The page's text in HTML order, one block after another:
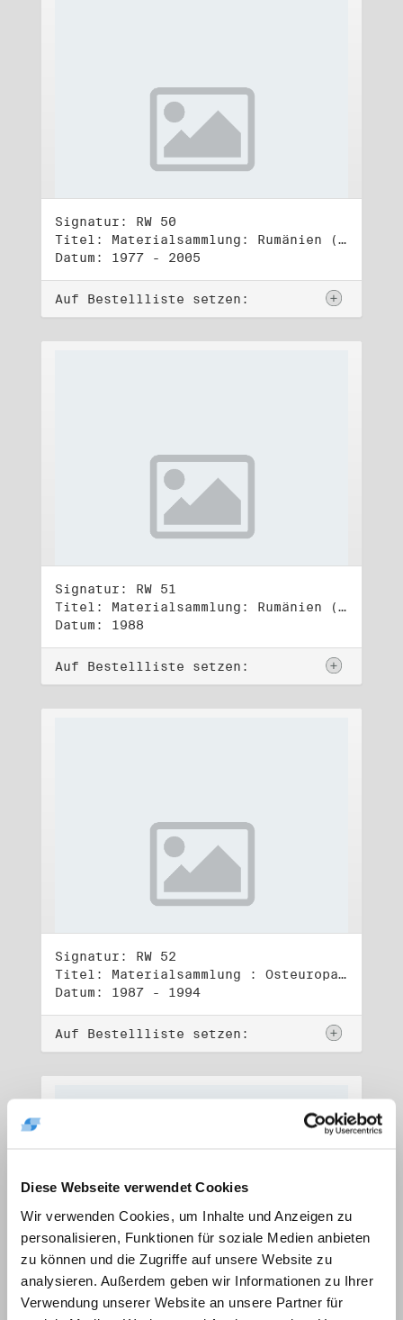
Diese Webseite verwendet Cookies
Wir verwenden Cookies, um Inhalte und Anzeigen zu
personalisieren, Funktionen für soziale Medien anbieten
zu können und die Zugriffe auf unsere Website zu
analysieren. Außerdem geben wir Informationen zu Ihrer
Verwendung unserer Website an unsere Partner für
Signatur: RW 50
Titel: Materialsammlung: Rumänien (1)
Datum: 1977 - 2005
Auf Bestellliste setzen:
Signatur: RW 51
Titel: Materialsammlung: Rumänien (2)
Datum: 1988
Auf Bestellliste setzen:
Signatur: RW 52
Titel: Materialsammlung : Osteuropa (1)
Datum: 1987 - 1994
Auf Bestellliste setzen: